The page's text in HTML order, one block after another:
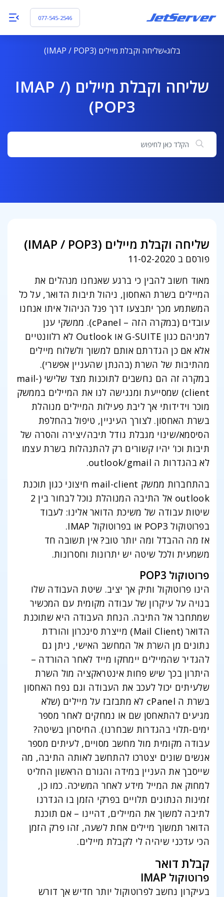
077-545-2546
בלוג שליחה וקבלת מיילים (IMAP / POP3)
שליחה וקבלת מיילים (IMAP /
POP3)
חיפוש
שליחה וקבלת מיילים (IMAP / POP3)
פורסם ב 11-02-2020
מאוד חשוב להבין כי ברגע שאנחנו מנהלים את
המיילים בשרת האחסון, ניהול תיבות הדואר, על כל
המשתמע מכך יתבצעו דרך פנל הניהול איתו אנחנו
עובדים (במקרה הזה – cPanel). ממשקי ענן
למניהם כגון G-SUITE או Outlook לא רלוונטיים
אלא אם כן הגדרתם אותם למשוך ולשלוח מיילים
מהתיבות של השרת (בהנתן שהעניין אפשרי).
במקרה זה הם נחשבים לתוכנות מצד שלישי (mail-
client) שמסייעת ומנגישה לנו את המיילים בממשק
מוכר וידידותי אך ליבת פעילות המיילים מנוהלת
בשרת האחסון. לצורך העיניין, טיפול בהחלפת
הסיסמא/שינוי מגבלת גודל תיבה/יצירה והסרה של
תיבות וכו’ יהיו קשורים רק להתנהלות בשרת עצמו
לא בהגדרות ה outlook/gmail.
בהתחברות ממשק mail-client חיצוני כגון תוכנת
outlook אל התיבה המנוהלת נוכל לבחור בין 2
שיטות עבודה של משיכת הדואר אלינו: לעבוד
בפרוטוקול POP3 או בפרוטוקול IMAP.
אז מה ההבדל ומה יותר טוב? אין תשובה חד
משמעית ולכל שיטה יש יתרונות וחסרונות.
פרוטוקול POP3
הינו פרוטוקול ותיק אך יציב. שיטת העבודה שלו
בנויה על עיקרון של עבודה מקומית עם המכשיר
שמתחבר אל התיבה. הנחת העבודה היא שתוכנת
הדואר (Mail Client) מייצרת סינכרון והורדת
נתונים מן השרת אל המחשב האישי, ניתן גם
להגדיר שהמיילים יימחקו מייד לאחר ההורדה –
היתרון בכך שיש פחות אינטראקציה מול השרת
שלעיתים יכול לעכב את העבודה וגם נפח האחסון
בשרת ה cPanel לא מתבזבז על מיילים (שלא
מגיעים להתאחסן שם או נמחקים לאחר מספר
ימים-תלוי בהגדרות שבחרנו). החיסרון בשיטה?
עבודה מקומית מול מחשב מסויים, לעיתים מספר
אנשים שונים יצטרכו להתחשב לאותה התיבה, מה
שייסבך את העניין במידה והגורם הראשון החליט
למחוק את המייל מידע לאחר המשיכה. כמו כן,
זמינות הנתונים תלויים בפרקי הזמן בו הגדרנו
לתיבה למשוך את המיילים, דהיינו – אם תוכנת
הדואר תמשוך מיילים אחת לשעה, זהו פרק הזמן
הכי עדכני שיהיה לי לקבלת מיילים.
קבלת דואר
פרוטוקול IMAP
בעיקרון נחשב לפרוטוקול יותר חדיש אך דורש